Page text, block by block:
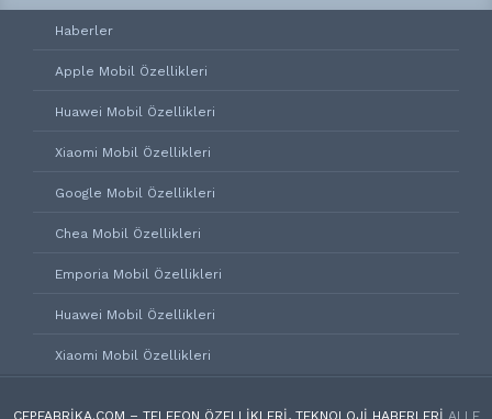
Haberler
Apple Mobil Özellikleri
Huawei Mobil Özellikleri
Xiaomi Mobil Özellikleri
Google Mobil Özellikleri
Chea Mobil Özellikleri
Emporia Mobil Özellikleri
Huawei Mobil Özellikleri
Xiaomi Mobil Özellikleri
CEPFABRIKA.COM – TELEFON ÖZELLIKLERI, TEKNOLOJI HABERLERI ALLE